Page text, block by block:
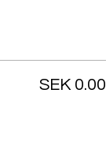
SEK 0.00